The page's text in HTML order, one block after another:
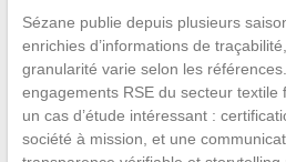
Sézane publie depuis plusieurs
enrichies d’informations de
granularité varie selon les
engagements RSE du secteur textile
un cas d’étude intéressant :
société à mission, et une